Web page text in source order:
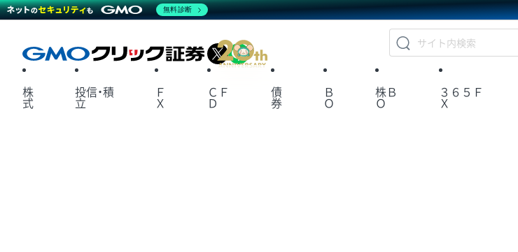
X
株
式
投信・積
立
Ｆ
Ｘ
ＣＦ
Ｄ
債
券
Ｂ
Ｏ
株Ｂ
Ｏ
３６５Ｆ
Ｘ
無料診断